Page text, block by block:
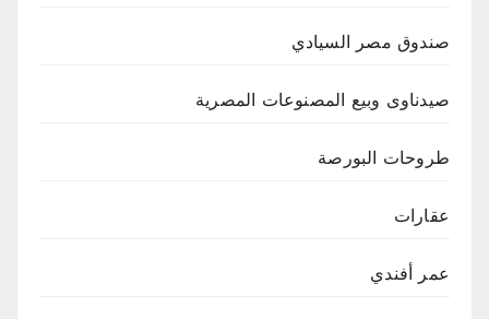
صندوق مصر السيادي
صيدناوى وبيع المصنوعات المصرية
طروحات البورصة
عقارات
عمر أفندي